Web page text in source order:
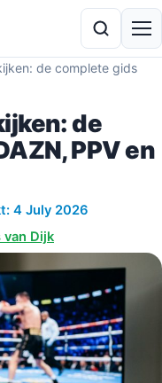
de complete gids
de
PPV en
4 July 2026
van Dijk